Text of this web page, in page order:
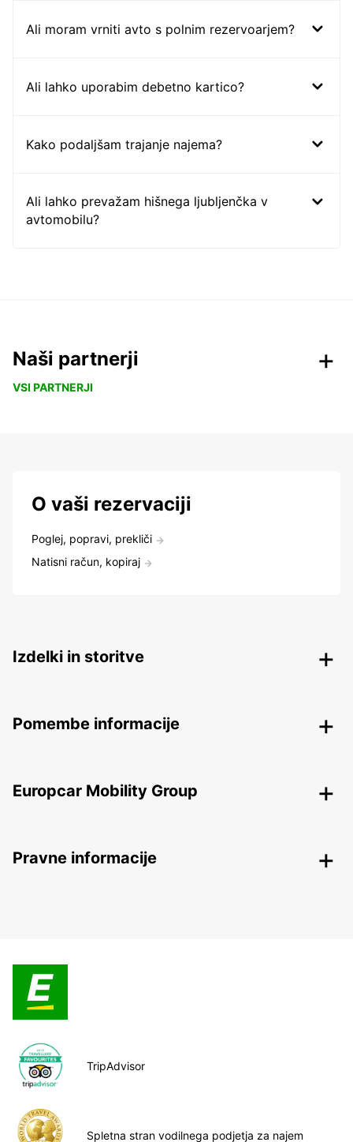
Ali moram vrniti avto s polnim rezervoarjem?
Ali lahko uporabim debetno kartico?
Kako podaljšam trajanje najema?
Ali lahko prevažam hišnega ljubljenčka v
avtomobilu?
Naši partnerji
VSI PARTNERJI
O vaši rezervaciji
Poglej, popravi, prekliči
Natisni račun, kopiraj
Izdelki in storitve
Pomembe informacije
Europcar Mobility Group
Pravne informacije
TripAdvisor
Spletna stran vodilnega podjetja za najem